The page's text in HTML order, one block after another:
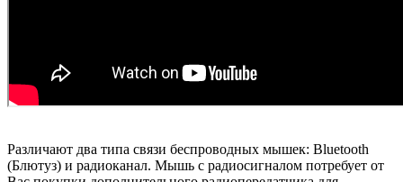
Различают два типа связи беспроводных мышек: Bluetooth
(Блютуз) и радиоканал. Мышь с радиосигналом потребует от